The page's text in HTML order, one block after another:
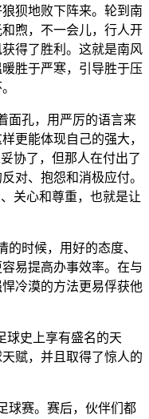
狈地败下阵来。轮到南
煦，不一会儿，行人开
得了胜利。这就是南风
胜于严寒，引导胜于压
面孔，用严厉的语言来
更能体现自己的强大，
协了，但那人在付出了
对、抱怨和消极应付。
关心和尊重，也就是让
时候，用好的态度、
易提高办事效率。在与
冷漠的方法更易俘获他
球史上享有盛名的天
赋，并且取得了惊人的
球赛。赛后，伙伴们都